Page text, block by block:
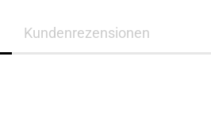
Kundenrezensionen